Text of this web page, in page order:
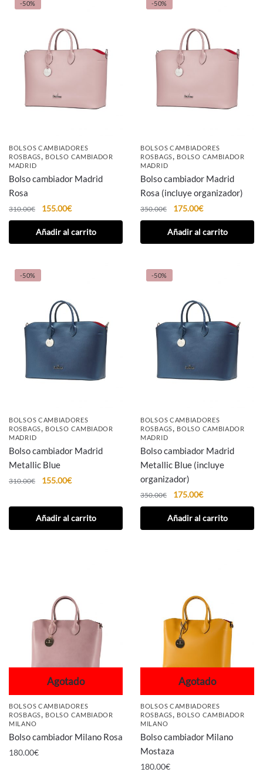
-50%
BOLSOS CAMBIADORES
ROSBAGS, BOLSO CAMBIADOR
MADRID
Bolso cambiador Madrid
Rosa
310.00€ 155.00€
Añadir al carrito
-50%
BOLSOS CAMBIADORES
ROSBAGS, BOLSO CAMBIADOR
MADRID
Bolso cambiador Madrid
Rosa (incluye organizador)
350.00€ 175.00€
Añadir al carrito
-50%
BOLSOS CAMBIADORES
ROSBAGS, BOLSO CAMBIADOR
MADRID
Bolso cambiador Madrid
Metallic Blue
310.00€ 155.00€
Añadir al carrito
-50%
BOLSOS CAMBIADORES
ROSBAGS, BOLSO CAMBIADOR
MADRID
Bolso cambiador Madrid
Metallic Blue (incluye
organizador)
350.00€ 175.00€
Añadir al carrito
Agotado
BOLSOS CAMBIADORES
ROSBAGS, BOLSO CAMBIADOR
MILANO
Bolso cambiador Milano Rosa
180.00€
Agotado
BOLSOS CAMBIADORES
ROSBAGS, BOLSO CAMBIADOR
MILANO
Bolso cambiador Milano
Mostaza
180.00€